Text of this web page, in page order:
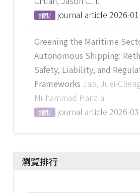
類型 journal article 2026-01
Greening the Maritime
Autonomous Shipping:
Safety, Liability, and
Frameworks Jao, Juei-
Muhammad Hanzla
類型 journal article 2026-03
瀏覽排行